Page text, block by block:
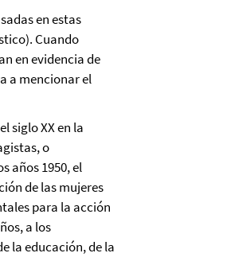
en estas
Cuando
en evidencia de
a mencionar el
siglo XX en la
o
años 1950, el
de las mujeres
para la acción
a los
la educación, de la